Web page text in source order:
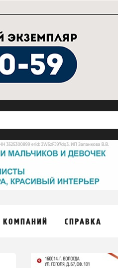
КОМПАНИЙ СПРАВКА